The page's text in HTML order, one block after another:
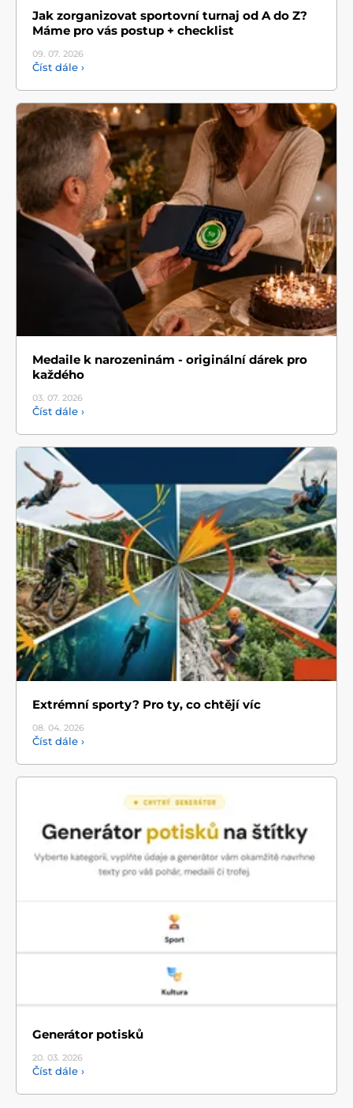
Jak zorganizovat sportovní turnaj od A do Z?
Máme pro vás postup + checklist
09. 07. 2026
Číst dále ›
Medaile k narozeninám - originální dárek pro
každého
03. 07. 2026
Číst dále ›
Extrémní sporty? Pro ty, co chtějí víc
08. 04. 2026
Číst dále ›
Generátor potisků
20. 03. 2026
Číst dále ›